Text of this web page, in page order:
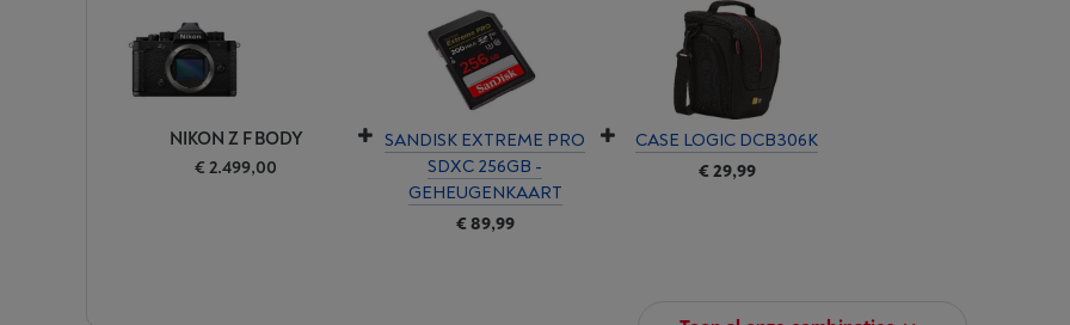
NIKON Z F BODY
€ 2.499,00
SANDISK EXTREME PRO
SDXC 256GB -
GEHEUGENKAART
€ 89,99
CASE LOGIC DCB306K
€ 29,99